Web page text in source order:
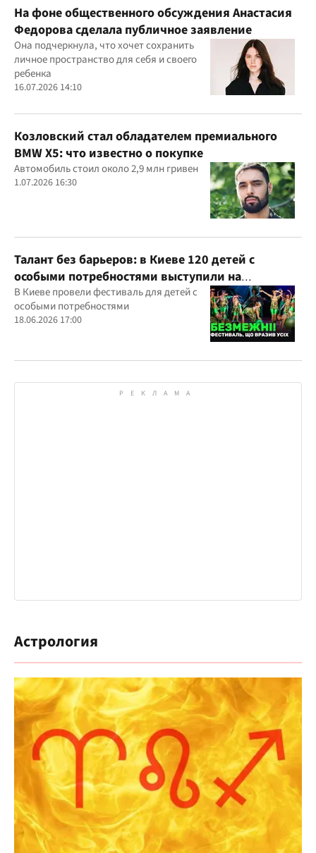
На фоне общественного обсуждения Анастасия
Федорова сделала публичное заявление
Она подчеркнула, что хочет сохранить
личное пространство для себя и своего
ребенка
16.07.2026 14:10
Козловский стал обладателем премиального
BMW X5: что известно о покупке
Автомобиль стоил около 2,9 млн гривен
1.07.2026 16:30
Талант без барьеров: в Киеве 120 детей с
особыми потребностями выступили на
всеукраинском фестивале
В Киеве провели фестиваль для детей с
особыми потребностями
18.06.2026 17:00
Астрология